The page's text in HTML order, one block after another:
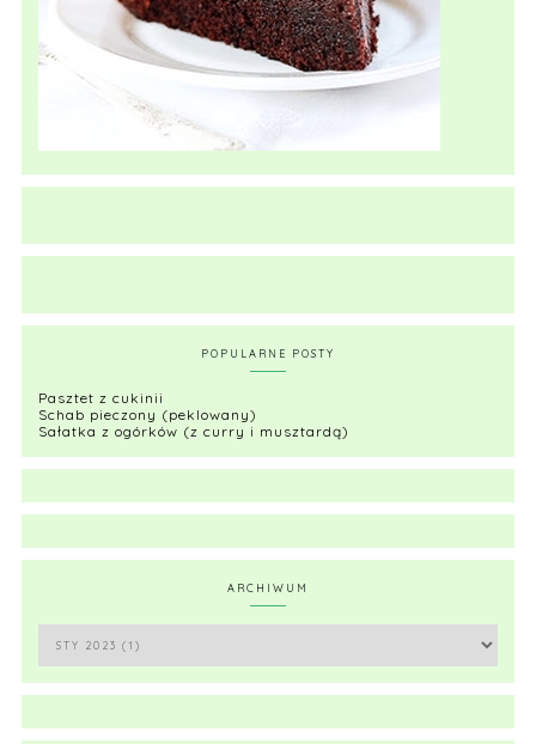
POPULARNE POSTY
Pasztet z cukinii
Schab pieczony (peklowany)
Sałatka z ogórków (z curry i musztardą)
ARCHIWUM